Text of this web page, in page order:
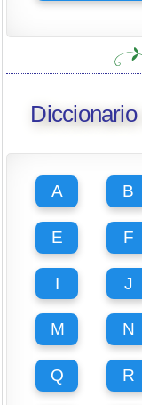
A B
E F
I J
M N
Q R